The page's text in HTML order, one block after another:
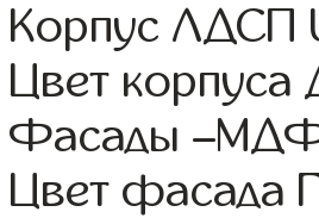
Корпус ЛДСП
Цвет
Фасады –МДФ
Цвет фасада